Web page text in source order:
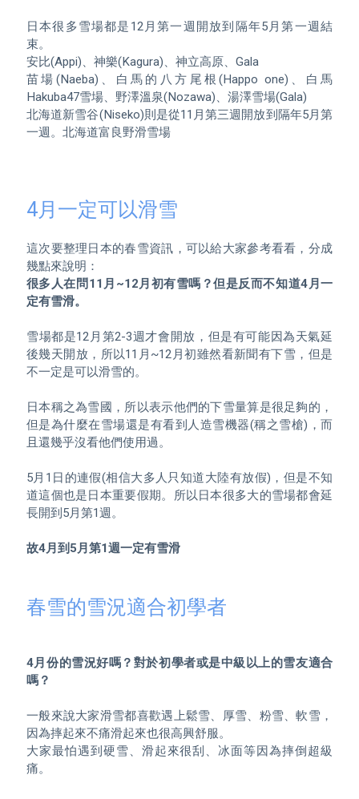
日本很多雪場都是12月第一週開放到隔年5月第一週結
束。
安比(Appi)、神樂(Kagura)、神立高原、Gala
苗場(Naeba)、白馬的八方尾根(Happo one)、白馬
Hakuba47雪場、野澤溫泉(Nozawa)、湯澤雪場(Gala)
北海道新雪谷(Niseko)則是從11月第三週開放到隔年5月第
一週。北海道富良野滑雪場
4月一定可以滑雪
這次要整理日本的春雪資訊，可以給大家參考看看，分成
很多人在問11月~12月初有雪嗎？但是反而不知道4月一
定有雪滑。
雪場都是12月第2-3週才會開放，但是有可能因為天氣延
後幾天開放，所以11月~12月初雖然看新聞有下雪，但是
不一定是可以滑雪的。
日本稱之為雪國，所以表示他們的下雪量算是很足夠的，
但是為什麼在雪場還是有看到人造雪機器(稱之雪槍)，而
且還幾乎沒看他們使用過。
5月1日的連假(相信大多人只知道大陸有放假)，但是不知
道這個也是日本重要假期。所以日本很多大的雪場都會延
長開到5月第1週。
故4月到5月第1週一定有雪滑
春雪的雪況適合初學者
4月份的雪況好嗎？對於初學者或是中級以上的雪友適合
嗎？
一般來說大家滑雪都喜歡遇上鬆雪、厚雪、粉雪、軟雪，
因為摔起來不痛滑起來也很高興舒服。
大家最怕遇到硬雪、滑起來很刮、冰面等因為摔倒超級
痛。